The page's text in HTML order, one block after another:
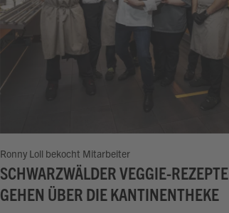
Ronny Loll bekocht Mitarbeiter
SCHWARZWÄLDER VEGGIE-REZEPTE
GEHEN ÜBER DIE KANTINENTHEKE